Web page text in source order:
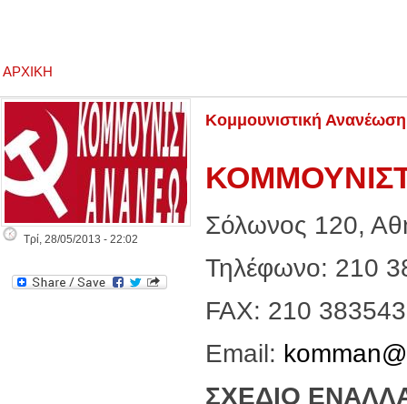
ΑΡΧΙΚΉ
Τρί, 28/05/2013 - 22:02
Κομμουνιστική
Σόλωνος 120,
Τηλέφωνο: 210
FAX: 210
Email:
ΣΧΕΔΙΟ